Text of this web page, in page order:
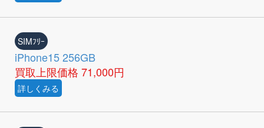
SIMﾌﾘｰ
iPhone15 256GB
買取上限価格 71,000円
詳しくみる